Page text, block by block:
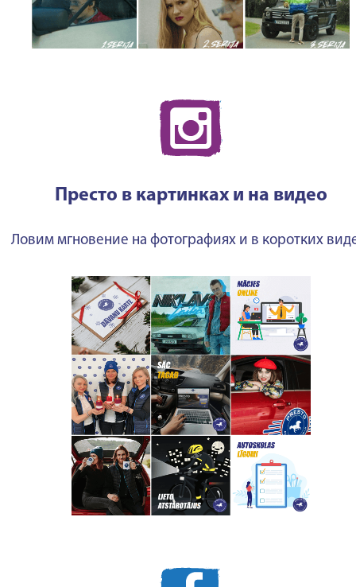
Престо в картинках и на видео
Ловим мгновение на фотографиях и в коротких